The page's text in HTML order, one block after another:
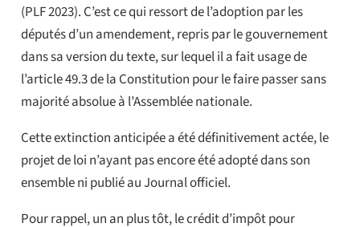
(PLF 2023). C’est ce qui ressort de l’adoption par les
députés d’un amendement, repris par le gouvernement
dans sa version du texte, sur lequel il a fait usage de
l’article 49.3 de la Constitution pour le faire passer sans
majorité absolue à l’Assemblée nationale.
Cette extinction anticipée a été définitivement actée, le
projet de loi n’ayant pas encore été adopté dans son
ensemble ni publié au Journal officiel.
Pour rappel, un an plus tôt, le crédit d’impôt pour